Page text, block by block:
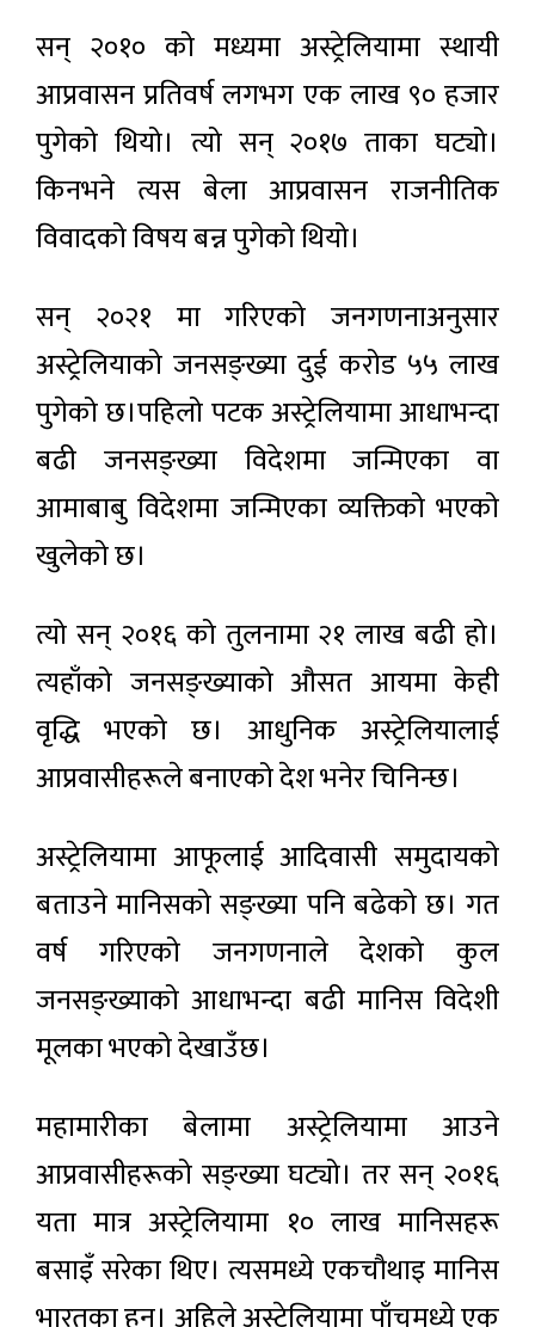
सन् २०१० को मध्यमा अस्ट्रेलियामा स्थायी
आप्रवासन प्रतिवर्ष लगभग एक लाख ९० हजार
पुगेको थियो। त्यो सन् २०१७ ताका घट्यो।
किनभने त्यस बेला आप्रवासन राजनीतिक
विवादको विषय बन्न पुगेको थियो।
सन् २०२१ मा गरिएको जनगणनाअनुसार
अस्ट्रेलियाको जनसङ्ख्या दुई करोड ५५ लाख
पुगेको छ।पहिलो पटक अस्ट्रेलियामा आधाभन्दा
बढी जनसङ्ख्या विदेशमा जन्मिएका वा
आमाबाबु विदेशमा जन्मिएका व्यक्तिको भएको
‍खुलेको छ।
त्यो सन् २०१६ को तुलनामा २१ लाख बढी हो।
त्यहाँको जनसङ्ख्याको औसत आयमा केही
वृद्धि भएको छ। आधुनिक अस्ट्रेलियालाई
आप्रवासीहरूले बनाएको देश भनेर चिनिन्छ।
अस्ट्रेलियामा आफूलाई आदिवासी समुदायको
बताउने मानिसको सङ्ख्या पनि बढेको छ। गत
वर्ष गरिएको जनगणनाले देशको कुल
जनसङ्ख्याको आधाभन्दा बढी मानिस विदेशी
मूलका भएको देखाउँछ।
महामारीका बेलामा अस्ट्रेलियामा आउने
आप्रवासीहरूको सङ्ख्या घट्यो। तर सन् २०१६
यता मात्र अस्ट्रेलियामा १० लाख मानिसहरू
बसाइँ सरेका थिए। त्यसमध्ये एकचौथाइ मानिस